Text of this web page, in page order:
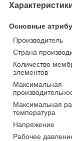
Основные
Производитель
Страна
Количество
элементов
Максимальная
Максимальная
температура
Напряжение
Рабочее